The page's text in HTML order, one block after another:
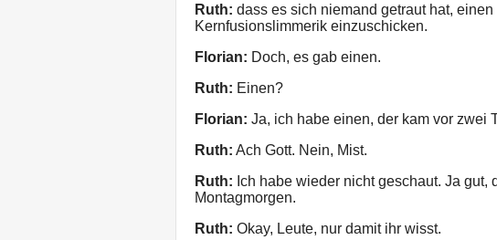
Ruth: dass es sich niemand getraut hat,
Kernfusionslimmerik einzuschicken.
Florian: Doch, es gab einen.
Ruth: Einen?
Florian: Ja, ich habe einen, der kam vor zwei
Ruth: Ach Gott. Nein, Mist.
Ruth: Ich habe wieder nicht geschaut. Ja gut,
Montagmorgen.
Ruth: Okay, Leute, nur damit ihr wisst.